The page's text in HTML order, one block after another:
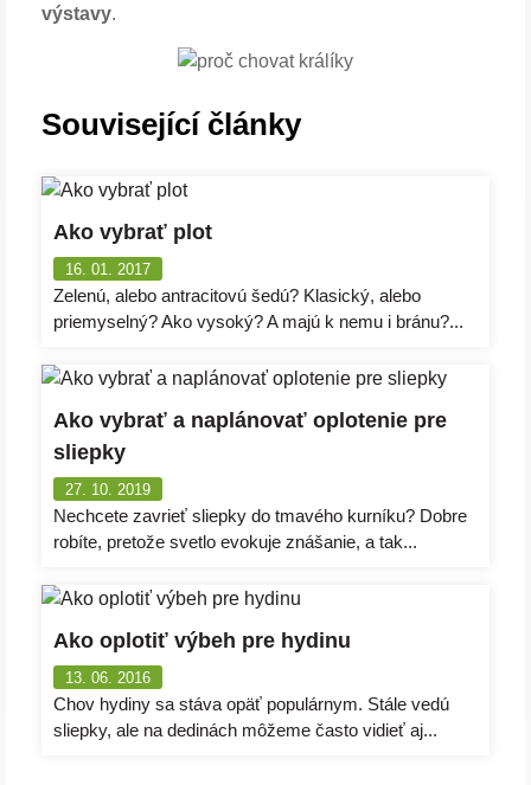
výstavy.
Související články
Ako vybrať plot
16. 01. 2017
Zelenú, alebo antracitovú šedú? Klasický, alebo
priemyselný? Ako vysoký? A majú k nemu i bránu?...
Ako vybrať a naplánovať oplotenie pre
sliepky
27. 10. 2019
Nechcete zavrieť sliepky do tmavého kurníku? Dobre
robíte, pretože svetlo evokuje znášanie, a tak...
Ako oplotiť výbeh pre hydinu
13. 06. 2016
Chov hydiny sa stáva opäť populárnym. Stále vedú
sliepky, ale na dedinách môžeme často vidieť aj...